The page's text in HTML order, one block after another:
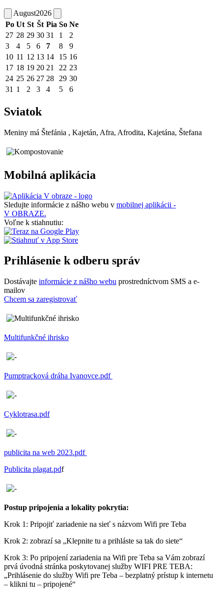
August2026
Po Ut St Št Pia So Ne
27 28 29 30 31 1
2
3
4 5 6 7 8
9
10 11 12 13 14 15 16
17 18 19 20 21 22 23
24 25 26 27 28 29 30
31 1 2 3 4 5 6
Sviatok
Meniny má Štefánia , Kajetán, Afra, Afrodita, Kajetána, Štefana
Mobilná aplikácia
Sledujte informácie z nášho webu v mobilnej aplikácii -
V OBRAZE.
Voľne k stiahnutiu:
Prihlásenie k odberu správ
Dostávajte informácie z nášho webu prostredníctvom SMS a e-
mailov
Chcem sa zaregistrovať
Multifunkčné ihrisko
Pumptracková dráha Ivanovce.pdf
Cyklotrasa.pdf
publicita na web 2023.pdf
Publicita plagat.pdf
Postup pripojenia a lokality pokrytia:
Krok 1: Pripojiť zariadenie na sieť s názvom Wifi pre Teba
Krok 2: zobrazí sa „Klepnite tu a prihláste sa tak do siete“
Krok 3: Po pripojení zariadenia na Wifi pre Teba sa Vám zobrazí
prvá úvodná stránka poskytovanej služby WIFI PRE TEBA:
„Prihlásenie do služby Wifi pre Teba – bezplatný prístup k internetu
– klikni tu – pripojené“